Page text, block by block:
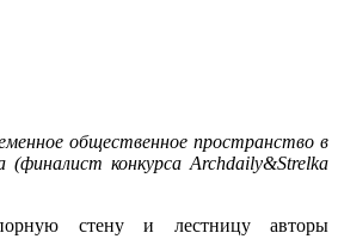
общественное пространство в
конкурса Archdaily&Strelka
стену и лестницу авторы